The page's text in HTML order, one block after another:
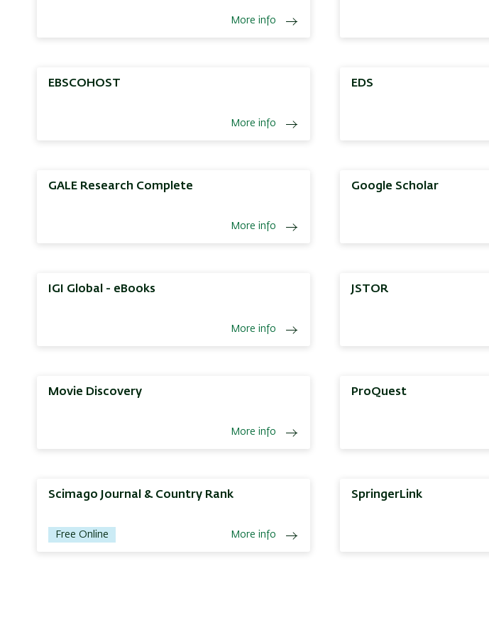
More info
EBSCOHOST
More info
EDS
GALE Research Complete
More info
Google Scholar
IGI Global - eBooks
More info
JSTOR
Movie Discovery
More info
ProQuest
Scimago Journal & Country Rank
Free Online More info
SpringerLink